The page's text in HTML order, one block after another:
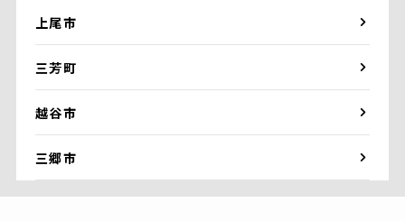
上尾市
三芳町
越谷市
三郷市